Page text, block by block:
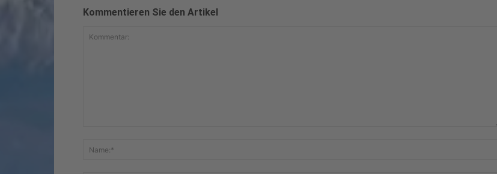
Kommentieren Sie den Artikel